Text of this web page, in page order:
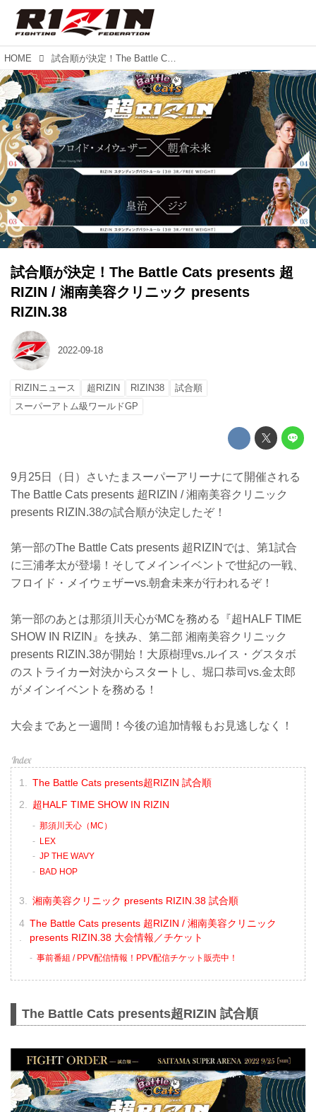
HOME 試合順が決定！The Battle Cats presents 超RIZIN / 湘南美容クリニック presents RIZIN.38
試合順が決定！The Battle Cats presents 超
RIZIN / 湘南美容クリニック presents
RIZIN.38
2022-09-18
RIZINニュース 超RIZIN RIZIN38
試合順
スーパーアトム級ワールドGP
9月25日（日）さいたまスーパーアリーナにて開催される
The Battle Cats presents 超RIZIN / 湘南美容クリニック
presents RIZIN.38の試合順が決定したぞ！
第一部のThe Battle Cats presents 超RIZINでは、第1試合
に三浦孝太が登場！そしてメインイベントで世紀の一戦、
フロイド・メイウェザーvs.朝倉未来が行われるぞ！
第一部のあとは那須川天心がMCを務める『超HALF TIME
SHOW IN RIZIN』を挟み、第二部 湘南美容クリニック
presents RIZIN.38が開始！大原樹理vs.ルイス・グスタボ
のストライカー対決からスタートし、堀口恭司vs.金太郎
がメインイベントを務める！
大会まであと一週間！今後の追加情報もお見逃しなく！
The Battle Cats presents超RIZIN 試合順
超HALF TIME SHOW IN RIZIN
那須川天心（MC）
LEX
JP THE WAVY
BAD HOP
湘南美容クリニック presents RIZIN.38 試合順
The Battle Cats presents 超RIZIN / 湘南美容クリニック
presents RIZIN.38 大会情報／チケット
事前番組 / PPV配信情報！PPV配信チケット販売中！
The Battle Cats presents超RIZIN 試合順